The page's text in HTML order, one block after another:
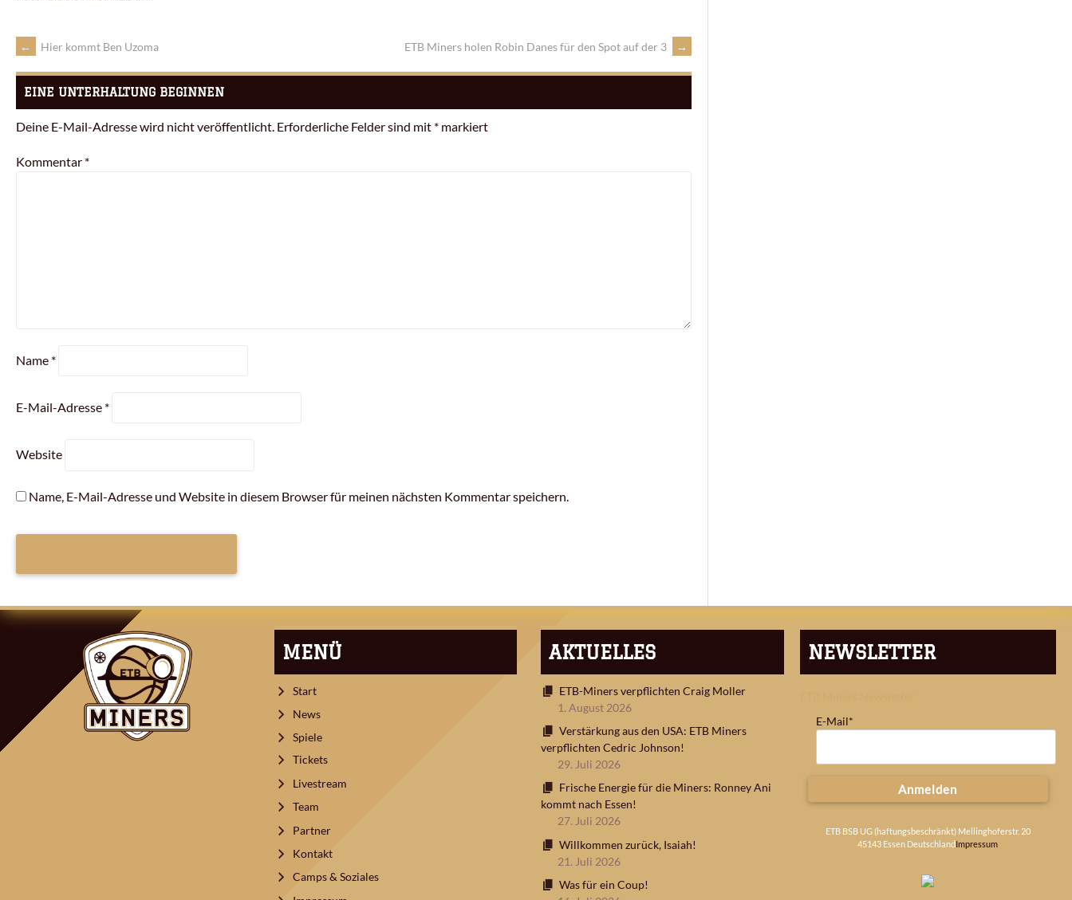
NAVIGATION
← Hier kommt Ben Uzoma ETB Miners holen Robin Danes für den Spot auf der 3 →
EINE UNTERHALTUNG BEGINNEN
Deine E-Mail-Adresse wird nicht veröffentlicht. Erforderliche Felder sind mit * markiert
Kommentar *
Name *
E-Mail-Adresse *
Website
Name, E-Mail-Adresse und Website in diesem Browser für meinen nächsten Kommentar speichern.
MENÜ
Start
News
Spiele
Tickets
Livestream
Team
Partner
Kontakt
Camps & Soziales
AKTUELLES
ETB-Miners verpflichten Craig Moller
1. August 2026
Verstärkung aus den USA: ETB Miners
verpflichten Cedric Johnson!
29. Juli 2026
Frische Energie für die Miners: Ronney Ani
kommt nach Essen!
27. Juli 2026
Willkommen zurück, Isaiah!
21. Juli 2026
Was für ein Coup!
NEWSLETTER
E-Mail*
Anmelden
ETB BSB UG (haftungsbeschränkt) Mellinghoferstr. 20
45143 Essen Deutschland Impressum